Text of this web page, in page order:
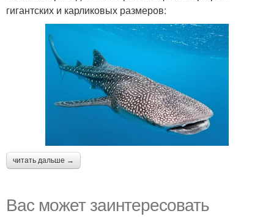
гигантских и карликовых размеров:
читать дальше →
Вас может заинтересовать